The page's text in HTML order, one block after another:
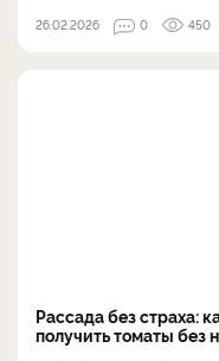
26.02.2026 0 450
Рассада без страха:
получить томаты без